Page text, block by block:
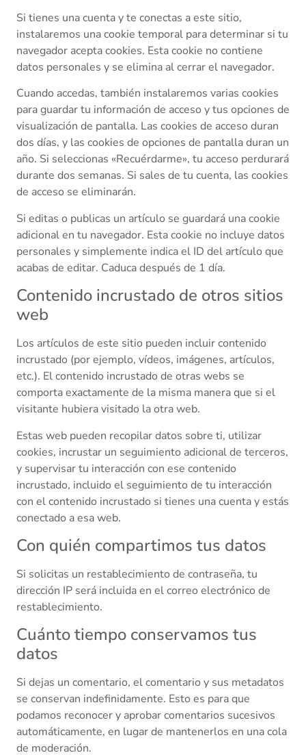
Si tienes una cuenta y te conectas a este sitio,
instalaremos una cookie temporal para determinar si tu
navegador acepta cookies. Esta cookie no contiene
datos personales y se elimina al cerrar el navegador.
Cuando accedas, también instalaremos varias cookies
para guardar tu información de acceso y tus opciones de
visualización de pantalla. Las cookies de acceso duran
dos días, y las cookies de opciones de pantalla duran un
año. Si seleccionas «Recuérdarme», tu acceso perdurará
durante dos semanas. Si sales de tu cuenta, las cookies
de acceso se eliminarán.
Si editas o publicas un artículo se guardará una cookie
adicional en tu navegador. Esta cookie no incluye datos
personales y simplemente indica el ID del artículo que
acabas de editar. Caduca después de 1 día.
Contenido incrustado de otros sitios
web
Los artículos de este sitio pueden incluir contenido
incrustado (por ejemplo, vídeos, imágenes, artículos,
etc.). El contenido incrustado de otras webs se
comporta exactamente de la misma manera que si el
visitante hubiera visitado la otra web.
Estas web pueden recopilar datos sobre ti, utilizar
cookies, incrustar un seguimiento adicional de terceros,
y supervisar tu interacción con ese contenido
incrustado, incluido el seguimiento de tu interacción
con el contenido incrustado si tienes una cuenta y estás
conectado a esa web.
Con quién compartimos tus datos
Si solicitas un restablecimiento de contraseña, tu
dirección IP será incluida en el correo electrónico de
restablecimiento.
Cuánto tiempo conservamos tus
datos
Si dejas un comentario, el comentario y sus metadatos
se conservan indefinidamente. Esto es para que
podamos reconocer y aprobar comentarios sucesivos
automáticamente, en lugar de mantenerlos en una cola
de moderación.